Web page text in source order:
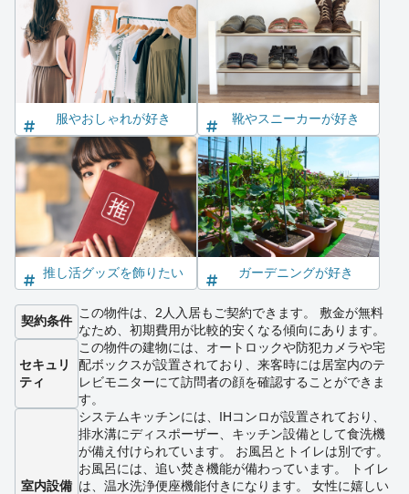
服やおしゃれが好き 靴やスニーカーが好き
推し活グッズを飾りたい ガーデニングが好き
契約条件
この物件は、2人入居もご契約できます。 敷金が無料
なため、初期費用が比較的安くなる傾向にあります。
セキュリ
ティ
この物件の建物には、オートロックや防犯カメラや宅
配ボックスが設置されており、来客時には居室内のテ
レビモニターにて訪問者の顔を確認することができま
す。
室内設備
システムキッチンには、IHコンロが設置されており、
排水溝にディスポーザー、キッチン設備として食洗機
が備え付けられています。 お風呂とトイレは別です。
お風呂には、追い焚き機能が備わっています。 トイレ
は、温水洗浄便座機能付きになります。 女性に嬉しい